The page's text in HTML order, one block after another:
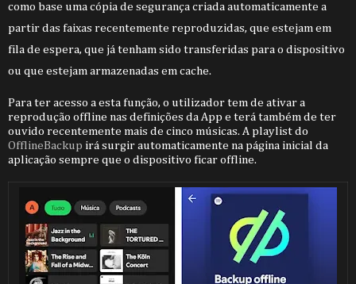
como base uma cópia de segurança criada automaticamente a
partir das faixas recentemente reproduzidas, que estejam em
fila de espera, que já tenham sido transferidas para o dispositivo
ou que estejam armazenadas em cache.
Para ter acesso a esta função, o utilizador tem de ativar a
reprodução offline nas definições da App e terá também de ter
ouvido recentemente mais de cinco músicas. A playlist do
OfflineBackup irá surgir automaticamente na página inicial da
aplicação sempre que o dispositivo ficar offline.